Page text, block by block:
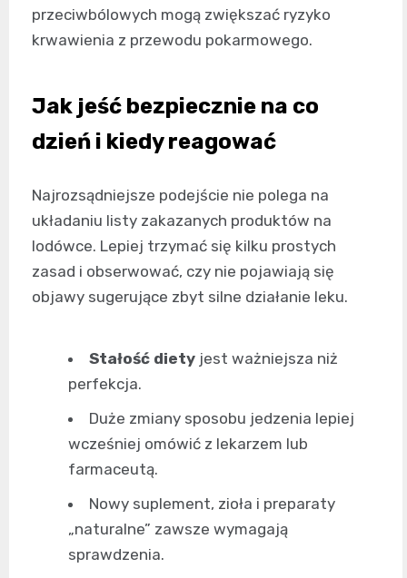
przeciwbólowych mogą zwiększać ryzyko
krwawienia z przewodu pokarmowego.
Jak jeść bezpiecznie na co
dzień i kiedy reagować
Najrozsądniejsze podejście nie polega na
układaniu listy zakazanych produktów na
lodówce. Lepiej trzymać się kilku prostych
zasad i obserwować, czy nie pojawiają się
objawy sugerujące zbyt silne działanie leku.
Stałość diety jest ważniejsza niż
perfekcja.
Duże zmiany sposobu jedzenia lepiej
wcześniej omówić z lekarzem lub
farmaceutą.
Nowy suplement, zioła i preparaty
„naturalne” zawsze wymagają
sprawdzenia.